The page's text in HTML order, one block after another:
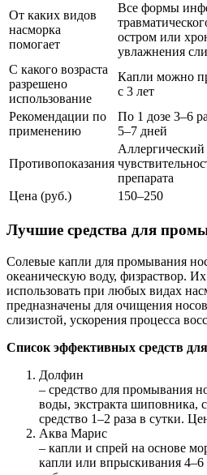
От каких видов
насморка
помогает
Все формы
остром или
увлажнения
С какого возраста
разрешено
использование
Капли можно
с 3 лет
Рекомендации по
применению
По 1 дозе 3–6
5–7 дней
Противопоказания
препарата
Цена (руб.)
150–250
Лучшие средства для
Солевые капли для промывания
океаническую воду, физраствор.
использовать при любых видах
предназначены для очищения
слизистой, ускорения процесса
Список эффективных средств
Долфин
– средство для промывания
воды, экстракта шиповника,
средство 1–2 раза в сутки.
Аква Марис
– капли и спрей на основе
капли или впрыскивания 4–6